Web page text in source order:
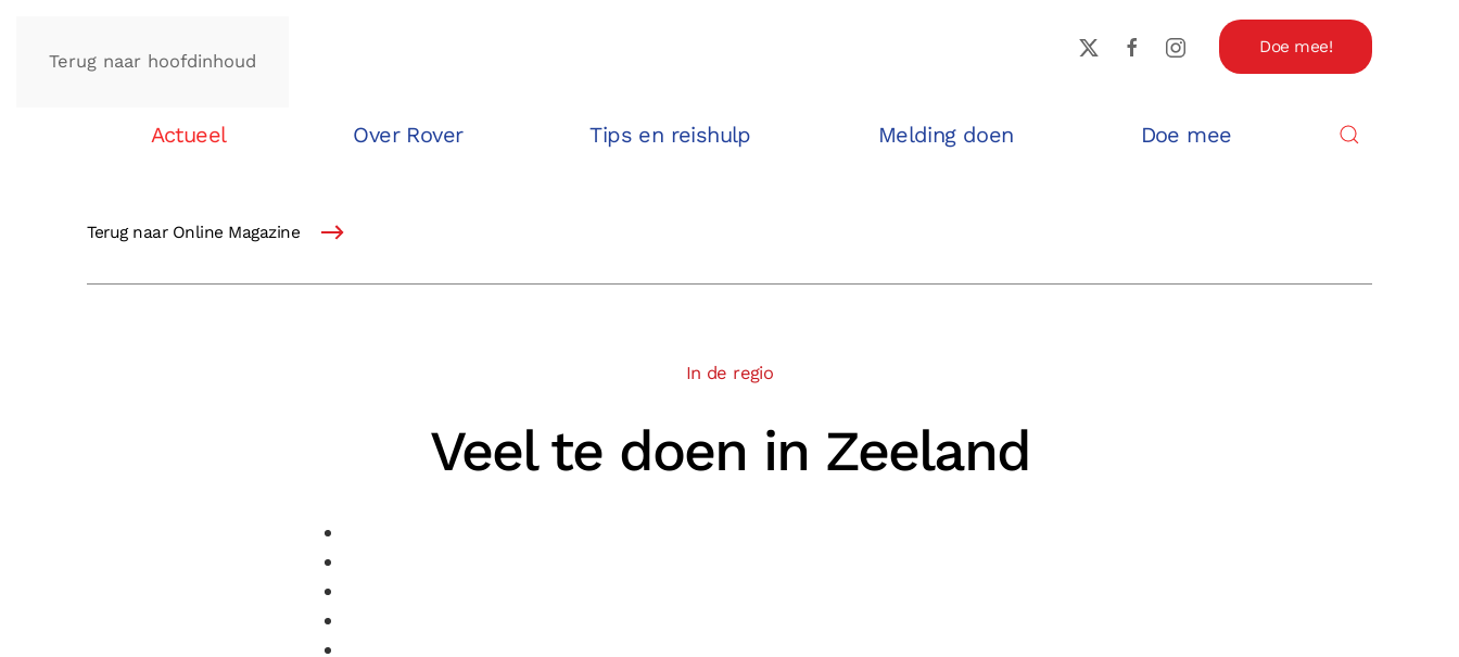
Terug naar hoofdinhoud
Doe mee!
Actueel Over Rover Tips en reishulp Melding doen Doe mee
Terug naar Online Magazine
In de regio
Veel te doen in Zeeland